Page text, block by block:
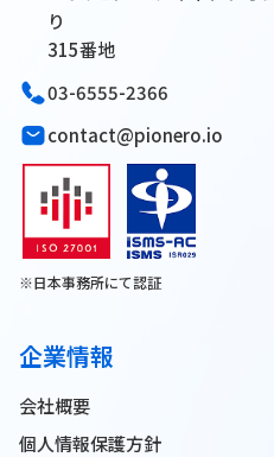
り
315番地
03-6555-2366
contact@pionero.io
※日本事務所にて認証
企業情報
会社概要
個人情報保護方針